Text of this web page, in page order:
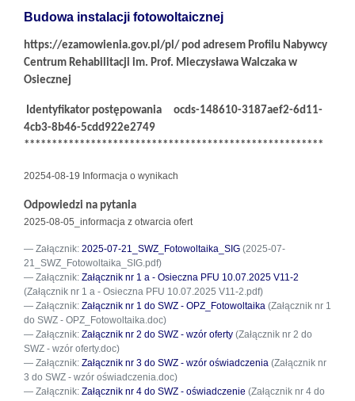
Budowa instalacji fotowoltaicznej
https://ezamowienia.gov.pl/pl/ pod adresem Profilu Nabywcy
Centrum Rehabilitacji im. Prof. Mieczysława Walczaka w
Osiecznej
Identyfikator postępowania
ocds-148610-3187aef2-6d11-
4cb3-8b46-5cdd922e2749
******************************************************
20254-08-19 Informacja o wynikach
Odpowiedzi na pytania
2025-08-05_informacja z otwarcia ofert
Załącznik: 2025-07-21_SWZ_Fotowoltaika_SIG (2025-07-
21_SWZ_Fotowoltaika_SIG.pdf)
Załącznik: Załącznik nr 1 a - Osieczna PFU 10.07.2025 V11-2
(Załącznik nr 1 a - Osieczna PFU 10.07.2025 V11-2.pdf)
Załącznik: Załącznik nr 1 do SWZ - OPZ_Fotowoltaika (Załącznik nr 1
do SWZ - OPZ_Fotowoltaika.doc)
Załącznik: Załącznik nr 2 do SWZ - wzór oferty (Załącznik nr 2 do
SWZ - wzór oferty.doc)
Załącznik: Załącznik nr 3 do SWZ - wzór oświadczenia (Załącznik nr
3 do SWZ - wzór oświadczenia.doc)
Załącznik: Załącznik nr 4 do SWZ - oświadczenie (Załącznik nr 4 do